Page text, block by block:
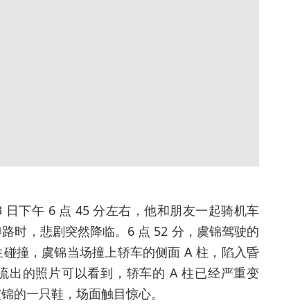
下午 6 点 45 分左右，他和朋友一起骑机车
时，悲剧突然降临。6 点 52 分，虞锦驾驶的
撞，虞锦当场撞上轿车的侧面 A 柱，陷入昏
出的照片可以看到，轿车的 A 柱已经严重变
的一只鞋，场面触目惊心。